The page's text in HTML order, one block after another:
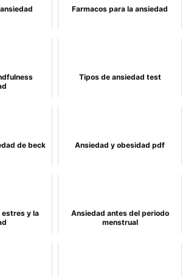
Farmacos para la ansiedad
Tipos de ansiedad test
de beck Ansiedad y obesidad pdf
estres y la
Ansiedad antes del periodo
menstrual